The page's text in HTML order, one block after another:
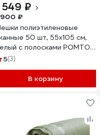
549 ₽
900 ₽
полиэтиленовые
50 шт, 55x105 см,
с полосками РОМТО
5(3)
В корзину